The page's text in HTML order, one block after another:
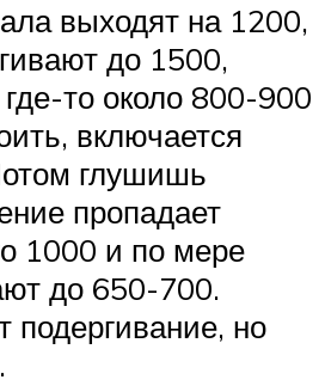
выходят на 1200,
до 1500,
то около 800-900
включается
глушишь
пропадает
1000 и по мере
до 650-700.
подергивание, но